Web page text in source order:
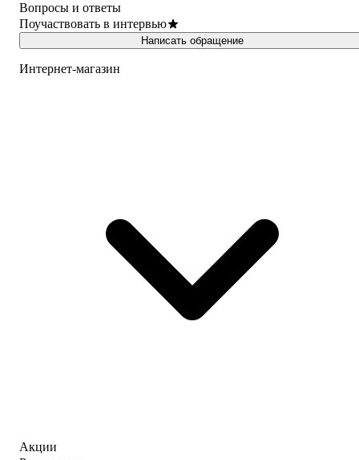
Вопросы и ответы
Поучаствовать в интервью
Написать обращение
Интернет-магазин
Акции